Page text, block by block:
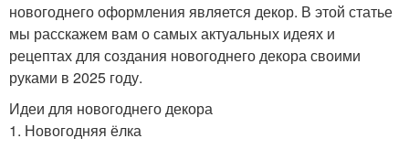
новогоднего оформления является декор. В этой статье
мы расскажем вам о самых актуальных идеях и
рецептах для создания новогоднего декора своими
руками в 2025 году.
Идеи для новогоднего декора
1. Новогодняя ёлка